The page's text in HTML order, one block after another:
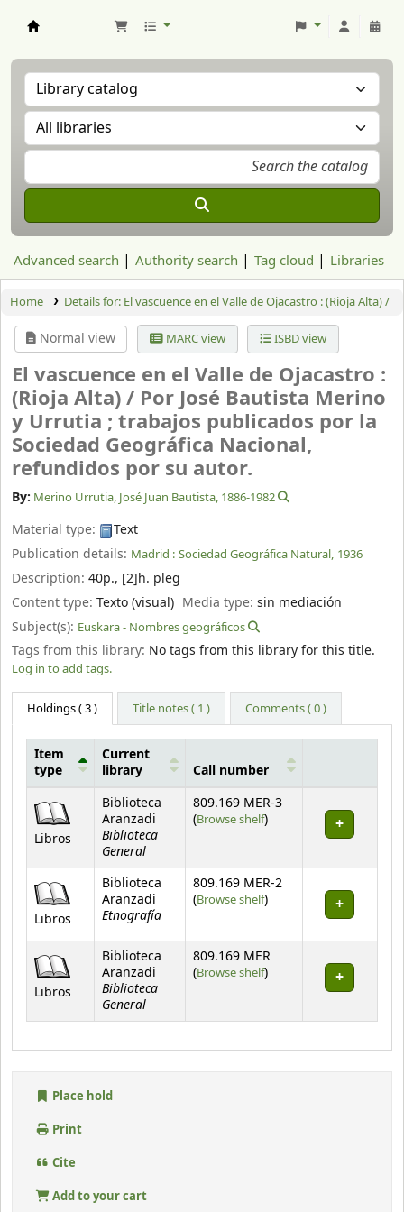
Advanced search Authority search Tag cloud Libraries
Home Details for: El vascuence en el Valle de Ojacastro : (Rioja Alta) /
Normal view MARC view ISBD view
El vascuence en el Valle de Ojacastro :
(Rioja Alta) / Por José Bautista Merino
y Urrutia ; trabajos publicados por la
Sociedad Geográfica Nacional,
refundidos por su autor.
By: Merino Urrutia, José Juan Bautista, 1886-1982
Material type:
Text
Publication details: Madrid : Sociedad Geográfica Natural, 1936
Description: 40p., [2]h. pleg
Content type: Texto (visual) Media type:sin mediación
Subject(s): Euskara - Nombres geográficos
Tags from this library: No tags from this library for this title.
Log in to add tags.
Holdings( 3 ) Title notes ( 1 ) Comments ( 0 )
Item
type
Current
library
Call number
Libros
Biblioteca
Aranzadi
Biblioteca
General
809.169 MER-3
(Browse shelf(Opens below)
)
Libros
Biblioteca
Aranzadi
Etnografía
809.169 MER-2
(Browse shelf(Opens below)
)
Libros
Biblioteca
Aranzadi
Biblioteca
General
809.169 MER
(Browse shelf(Opens below)
)
Place hold
Print
Cite
Add to your cart